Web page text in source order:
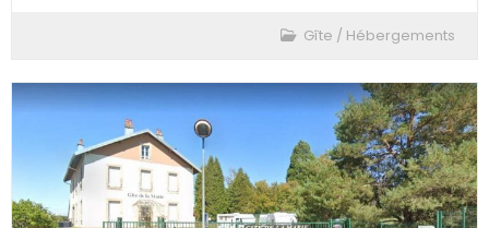
Gîte / Hébergements